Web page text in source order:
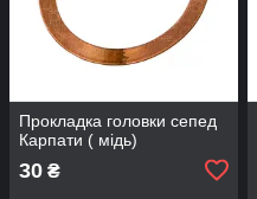
Прокладка головки сепед
Карпати ( мідь)
30 ₴